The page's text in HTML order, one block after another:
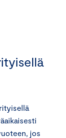
jos